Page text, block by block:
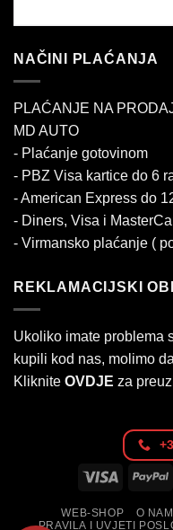
NAČINI PLAĆANJA
PLAĆANJE NA
MD AUTO
- Plaćanje gotovinom
- PBZ Visa kartice do 6
- American Express do
- Diners, Visa i
- Virmansko plaćanje (
REKLAMACIJSKI
Ukoliko imate problema
kupili kod nas, molimo
Kliknite OVDJE za
Visa
WEB-SHOP O
PRAVILA I UVJETI